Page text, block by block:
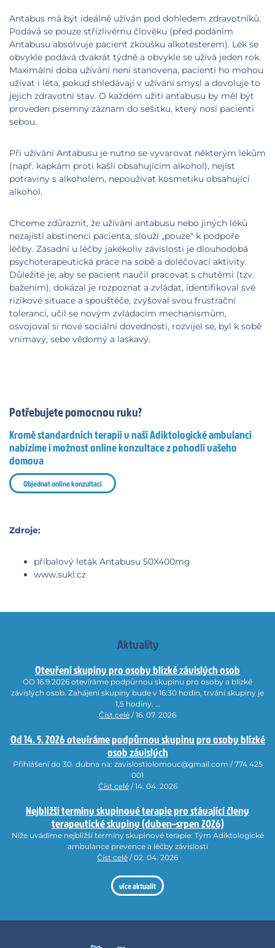
Antabus má být ideálně užíván pod dohledem zdravotníků.
Podává se pouze střízlivému člověku (před podáním
Antabusu absolvuje pacient zkoušku alkotesterem). Lék se
obvykle podává dvakrát týdně a obvykle se užívá jeden rok.
Maximální doba užívání není stanovena, pacienti ho mohou
užívat i léta, pokud shledávají v užívání smysl a dovoluje to
jejich zdravotní stav. O každém užití antabusu by měl být
proveden písemný záznam do sešitku, který nosí pacienti
sebou.
Při užívání Antabusu je nutno se vyvarovat některým lékům
(např. kapkám proti kašli obsahujícím alkohol), nejíst
potraviny s alkoholem, nepoužívat kosmetiku obsahující
alkohol.
Chceme zdůraznit, že užívání antabusu nebo jiných léků
nezajistí abstinenci pacienta, slouží „pouze“ k podpoře
léčby. Zásadní u léčby jakékoliv závislosti je dlouhodobá
psychoterapeutická práce na sobě a doléčovací aktivity.
Důležité je, aby se pacient naučil pracovat s chutěmi (tzv.
bažením), dokázal je rozpoznat a zvládat, identifikoval své
rizikové situace a spouštěče, zvyšoval svou frustrační
toleranci, učil se novým zvládacím mechanismům,
osvojoval si nové sociální dovednosti, rozvíjel se, byl k sobě
vnímavý, sebe vědomý a laskavý.
Potřebujete pomocnou ruku?
Kromě standardních terapií v naší Adiktologické ambulanci
nabízíme i možnost online konzultace z pohodlí vašeho
domova
Objednat online konzultaci
Zdroje:
příbalový leták Antabusu 50X400mg
www.sukl.cz
Aktuality
Otevření skupiny pro osoby blízké závislých osob
OD 16.9.2026 otevíráme podpůrnou skupinu pro osoby a blízké
závislých osob. Zahájení skupiny bude v 16:30 hodin, trvání skupiny je
1,5 hodiny. …
Číst celé / 16. 07. 2026
Od 14. 5. 2026 otevíráme podpůrnou skupinu pro osoby blízké
osob závislých
Přihlášení do 30. dubna na: zavislostiolomouc@gmail.com / 774 425
001
Číst celé/ 14. 04. 2026
Nejbližší termíny skupinové terapie pro stávající členy
terapeutické skupiny (duben–srpen 2026)
Níže uvádíme nejbližší termíny skupinové terapie: Tým Adiktologické
ambulance prevence a léčby závislostí
Číst celé / 02. 04. 2026
více aktualit